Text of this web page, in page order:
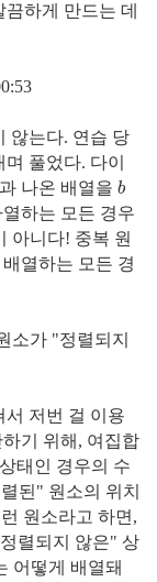
하게 만드는 데
않는다. 연습 당
풀었다. 다이
나온 배열을b
b
하는 모든 경우
아니다! 중복 원
열하는 모든 경
소가 "정렬되지
서 저번 걸 이용
기 위해, 여집합
태인 경우의 수
된" 원소의 위치
원소라고 하면,
렬되지 않은" 상
어떻게 배열돼